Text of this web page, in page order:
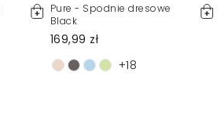
Pure - Spodnie dresowe
Black
169,99 zł
+18